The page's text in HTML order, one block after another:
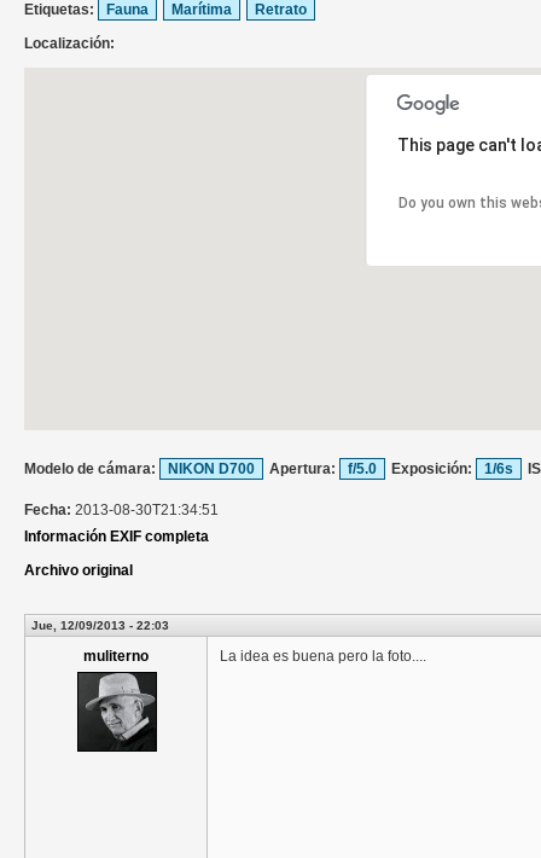
Etiquetas: Fauna Marítima
Retrato
Localización:
This page can't
Do you own this
Modelo de cámara: NIKON D700 Apertura: f/5.0 Exposición: 1/6s
Fecha: 2013-08-30T21:34:51
Información EXIF completa
Archivo original
Jue, 12/09/2013 - 22:03
muliterno La idea es buena pero la foto....